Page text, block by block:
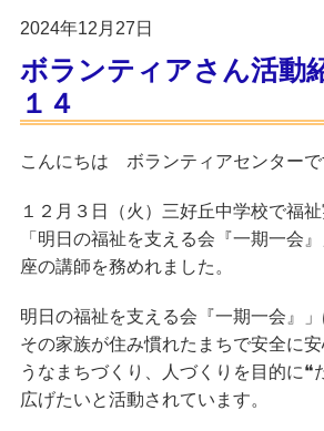
2024年12月27日
ボランティアさん活動
１４
こんにちは ボランティアセンター
１２月３日（火） 三好丘中学校で福
「明日の福祉を支える会『一期一会』
座の講師を務めれました。
明日の福祉を支える会『一期一会』」
その家族が住み慣れたまちで安全に
うなまちづくり、人づくりを目的に❝
広げたいと活動されています。